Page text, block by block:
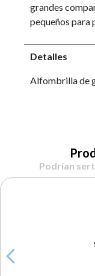
grandes
pequeños para
Detalles
Alfombrilla de
Podrían